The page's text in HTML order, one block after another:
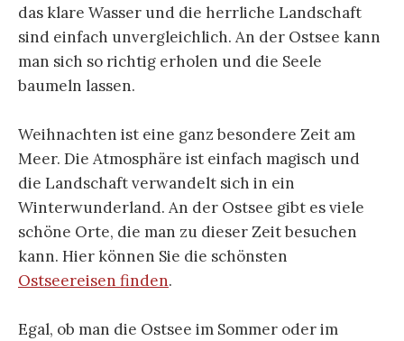
das klare Wasser und die herrliche Landschaft
sind einfach unvergleichlich. An der Ostsee kann
man sich so richtig erholen und die Seele
baumeln lassen.
Weihnachten ist eine ganz besondere Zeit am
Meer. Die Atmosphäre ist einfach magisch und
die Landschaft verwandelt sich in ein
Winterwunderland. An der Ostsee gibt es viele
schöne Orte, die man zu dieser Zeit besuchen
kann. Hier können Sie die schönsten
Ostseereisen finden.
Egal, ob man die Ostsee im Sommer oder im